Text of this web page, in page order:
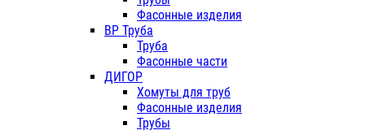
Фасонные изделия
ВР Труба
Труба
Фасонные части
ДИГОР
Хомуты для труб
Фасонные изделия
Трубы